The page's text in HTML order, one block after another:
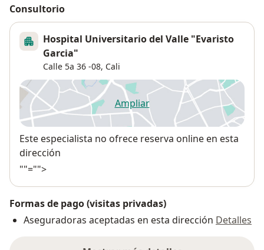
Consultorio
Hospital Universitario del Valle "Evaristo
Garcia"
Calle 5a 36 -08, Cali
Ampliarse abre en una nueva
Disponibilidad
Este especialista no ofrece reserva online en esta
dirección
""="">
Formas de pago (visitas privadas)
Aseguradoras aceptadas en esta dirección Detalles